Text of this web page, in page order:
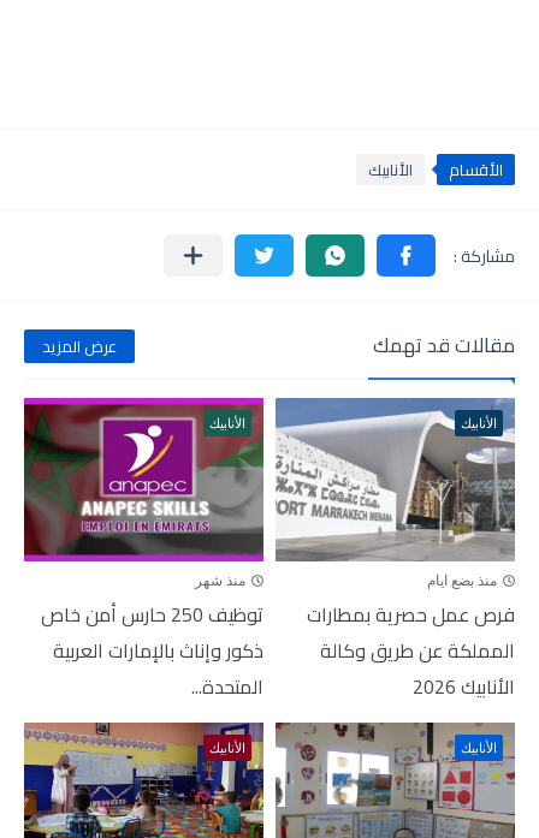
الأقسام الأنابيك
مقالات قد تهمك عرض المزيد
الأنابيك
منذ بضع ايام
فرص عمل حصرية بمطارات
المملكة عن طريق وكالة
الأنابيك 2026
الأنابيك
منذ شهر
توظيف 250 حارس أمن خاص
ذكور وإناث بالإمارات العربية
المتحدة...
الأنابيك الأنابيك